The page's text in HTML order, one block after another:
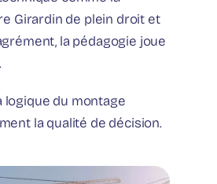
Girardin de plein droit et
la pédagogie joue
logique du montage
la qualité de décision.